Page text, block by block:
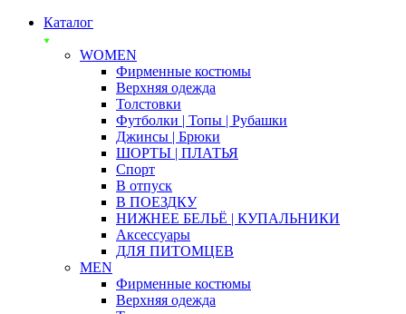
Каталог
WOMEN
Фирменные костюмы
Верхняя одежда
Толстовки
Футболки | Топы | Рубашки
Джинсы | Брюки
ШОРТЫ | ПЛАТЬЯ
Спорт
В отпуск
В ПОЕЗДКУ
НИЖНЕЕ БЕЛЬЁ | КУПАЛЬНИКИ
Аксессуары
ДЛЯ ПИТОМЦЕВ
MEN
Фирменные костюмы
Верхняя одежда